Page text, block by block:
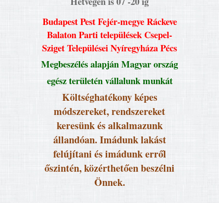
Budapest Pest Fejér-megye Ráckeve
Balaton Parti települések Csepel-
Sziget Települései Nyíregyháza Pécs
Megbeszélés alapján Magyar ország
egész területén vállalunk munkát
Költséghatékony képes
módszereket, rendszereket
keresünk és alkalmazunk
állandóan. Imádunk lakást
felújítani és imádunk erről
őszintén, közérthetően beszélni
Önnek.